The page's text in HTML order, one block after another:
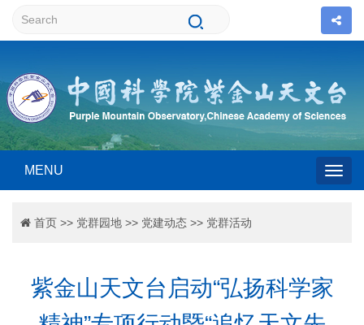
MENU
首页 >> 党群园地 >> 党建动态 >> 党群活动
紫金山天文台启动“弘扬科学家